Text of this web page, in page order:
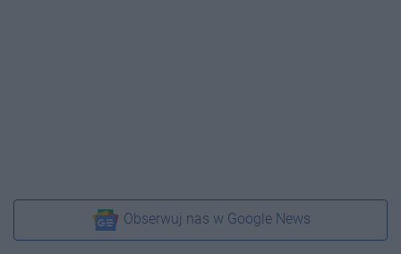
Obserwuj nas w Google News